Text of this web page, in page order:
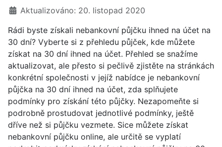
Aktualizováno: 20. listopad 2020
Rádi byste získali nebankovní půjčku ihned na účet na
30 dní? Vyberte si z přehledu půjček, kde můžete
získat na 30 dní ihned na účet. Přehled se snažíme
aktualizovat, ale přesto si pečlivě zjistěte na stránkách
konkrétní společnosti v jejíž nabídce je nebankovní
půjčka na 30 dní ihned na účet, zda splňujete
podmínky pro získání této půjčky. Nezapomeňte si
podrobně prostudovat jednotlivé podmínky, ještě
dříve než si půjčku vezmete. Sice můžete získat
nebankovní půjčku online, ale určitě se vyplatí